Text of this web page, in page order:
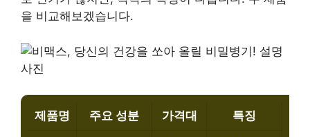
을 비교해보겠습니다.
제품명 주요 성분 가격대 특징